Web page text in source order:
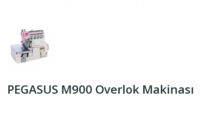
PEGASUS M900 Overlok Makinası